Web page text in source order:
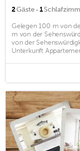
2Gäste · 1
Gelegen 100 m von
m von der
von der
Unterkunft